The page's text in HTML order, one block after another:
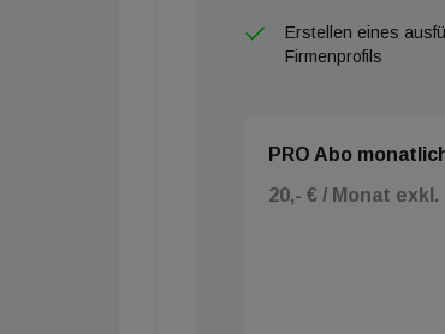
Erstellen eines
Firmenprofils
PRO Abo
20,- € / Monat exkl.